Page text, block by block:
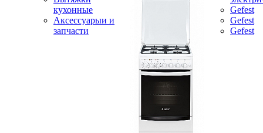
кухонные
Аксессуарыи и
запчасти
Gefest
Gefest
Gefest